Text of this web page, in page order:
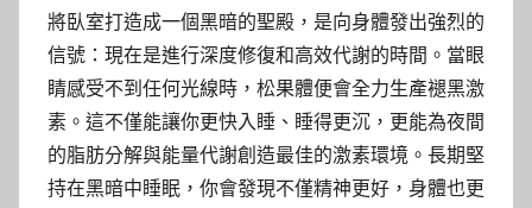
將臥室打造成一個黑暗的聖殿，是向身體發出強烈的
信號：現在是進行深度修復和高效代謝的時間。當眼
睛感受不到任何光線時，松果體便會全力生產褪黑激
素。這不僅能讓你更快入睡、睡得更沉，更能為夜間
的脂肪分解與能量代謝創造最佳的激素環境。長期堅
持在黑暗中睡眠，你會發現不僅精神更好，身體也更